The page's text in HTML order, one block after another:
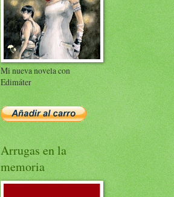
Mi nueva novela con
Edimáter
Arrugas en la
memoria